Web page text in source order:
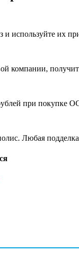
и используйте их
компании,
при покупке
Любая